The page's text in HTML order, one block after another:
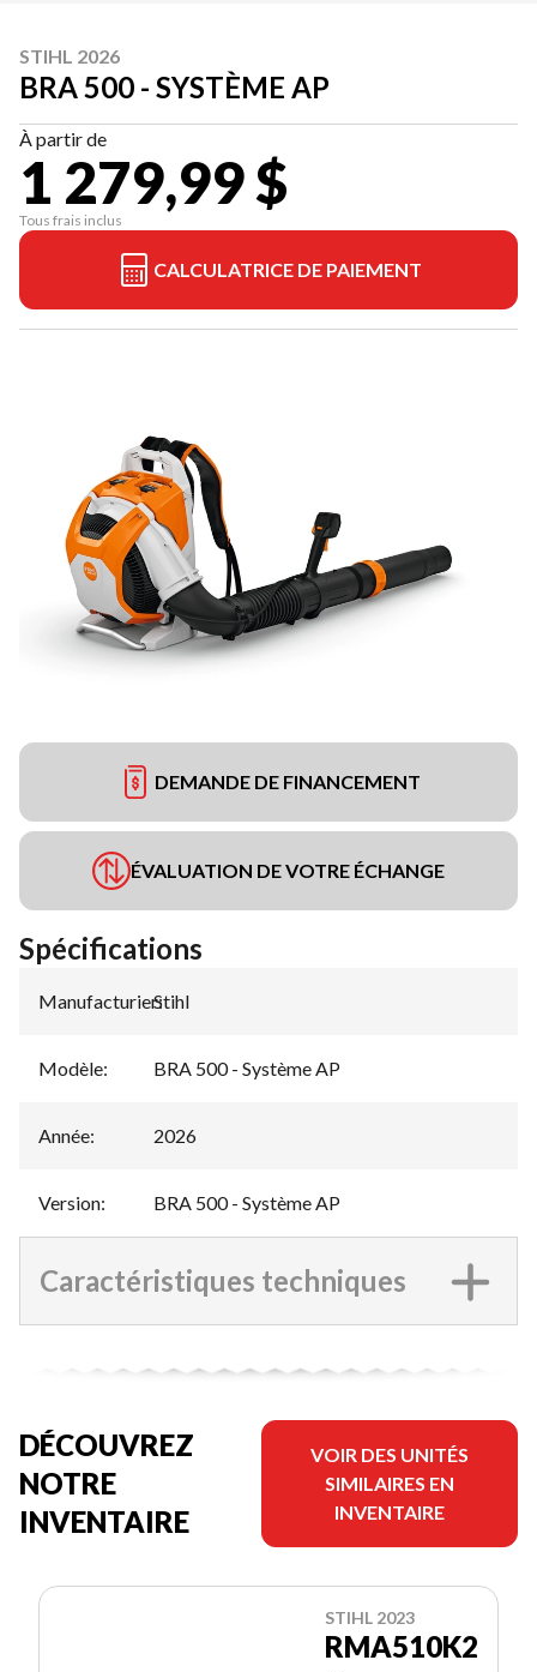
STIHL 2026
BRA 500 - SYSTÈME AP
À partir de
1 279,99 $
Tous frais inclus
CALCULATRICE DE PAIEMENT
DEMANDE DE FINANCEMENT
ÉVALUATION DE VOTRE ÉCHANGE
Spécifications
Manufacturier:
Stihl
Modèle: BRA 500 - Système AP
Année: 2026
Version: BRA 500 - Système AP
Caractéristiques techniques
DÉCOUVREZ
NOTRE
INVENTAIRE
VOIR DES UNITÉS
SIMILAIRES EN
INVENTAIRE
STIHL 2023
RMA510K2